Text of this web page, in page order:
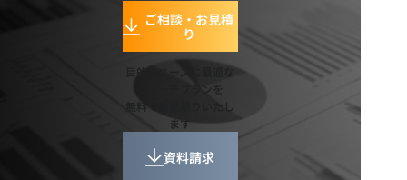
ご相談・お見積
り
目的やニーズに最適な
無料でお見積りいたし
ます
資料請求